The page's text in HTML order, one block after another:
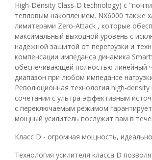
High-Density Class-D technology) c
тепловым накоплением. NX6000 также
лимитерами Zero-Attack , которые
максимальный выходной уровень с
надежной защитой от перегрузки и
компенсации импеданса динамика
обеспечивающей полностью линейный
диапазон при любом импедансе
Революционная технология high-density
сочетании с ультра-эффективным
с переключаемым режимом
мощный усилитель послужит вам в
Класс D - огромная мощность,
Технология усилителя класса D